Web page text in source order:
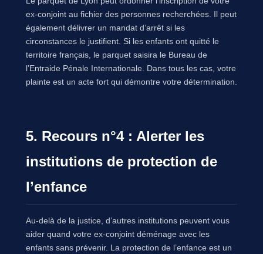
ex-conjoint au fichier des personnes recherchées. Il peut
également délivrer un mandat d’arrêt si les
circonstances le justifient. Si les enfants ont quitté le
territoire français, le parquet saisira le Bureau de
l’Entraide Pénale Internationale. Dans tous les cas, votre
plainte est un acte fort qui démontre votre détermination.
5. Recours n°4 : Alerter les
institutions de protection de
l’enfance
Au-delà de la justice, d’autres institutions peuvent vous
aider quand votre ex-conjoint déménage avec les
enfants sans prévenir. La protection de l’enfance est un